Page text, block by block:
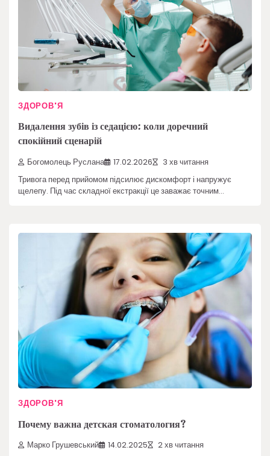
ЗДОРОВ'Я
Видалення зубів із седацією: коли доречний
спокійний сценарій
Богомолець Руслана 17.02.2026 3 хв читання
Тривога перед прийомом підсилює дискомфорт і напружує
щелепу. Під час складної екстракції це заважає точним…
ЗДОРОВ'Я
Почему важна детская стоматология?
Марко Грушевський 14.02.2025 2 хв читання